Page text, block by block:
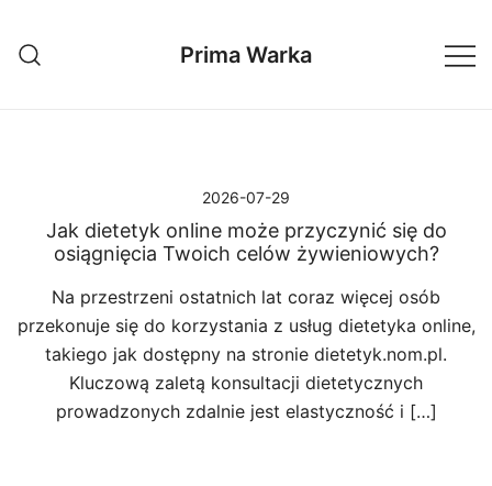
treści
Prima Warka
2026-07-29
Jak dietetyk online może przyczynić się do
osiągnięcia Twoich celów żywieniowych?
Na przestrzeni ostatnich lat coraz więcej osób
przekonuje się do korzystania z usług dietetyka online,
takiego jak dostępny na stronie dietetyk.nom.pl.
Kluczową zaletą konsultacji dietetycznych
prowadzonych zdalnie jest elastyczność i […]